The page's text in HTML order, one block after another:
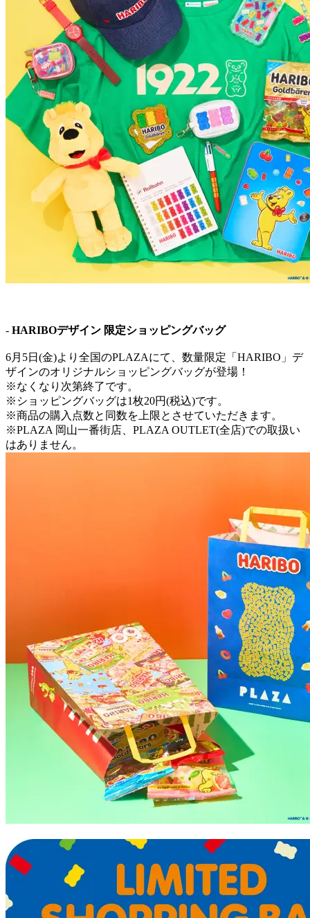
- HARIBOデザイン 限定ショッピングバッグ
6月5日(金)より全国のPLAZAにて、数量限定「HARIBO」デ
ザインのオリジナルショッピングバッグが登場！
※なくなり次第終了です。
※ショッピングバッグは1枚20円(税込)です。
※商品の購入点数と同数を上限とさせていただきます。
※PLAZA 岡山一番街店、PLAZA OUTLET(全店)での取扱い
はありません。